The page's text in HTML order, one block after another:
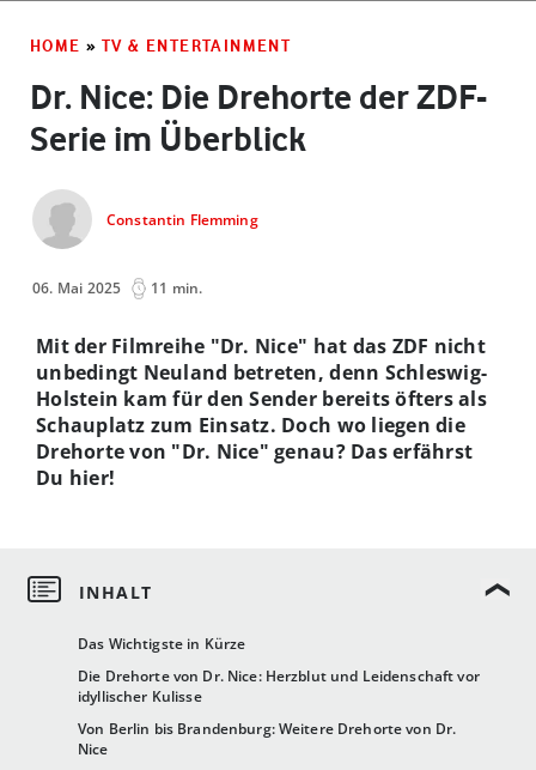
HOME » TV & ENTERTAINMENT
Dr. Nice: Die Drehorte der ZDF-
Serie im Überblick
Constantin Flemming
06. Mai 2025 11 min.
Das Wichtigste in Kürze
Die Drehorte von Dr. Nice: Herzblut und Leidenschaft vor
idyllischer Kulisse
Von Berlin bis Brandenburg: Weitere Drehorte von Dr.
Nice
Mit der Filmreihe "Dr. Nice" hat das ZDF nicht
unbedingt Neuland betreten, denn Schleswig-
Holstein kam für den Sender bereits öfters als
Schauplatz zum Einsatz. Doch wo liegen die
Drehorte von "Dr. Nice" genau? Das erfährst
Du hier!